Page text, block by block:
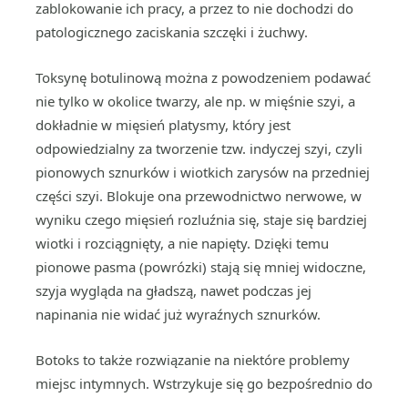
zablokowanie ich pracy, a przez to nie dochodzi do
patologicznego zaciskania szczęki i żuchwy.
Toksynę botulinową można z powodzeniem podawać
nie tylko w okolice twarzy, ale np. w mięśnie szyi, a
dokładnie w mięsień platysmy, który jest
odpowiedzialny za tworzenie tzw. indyczej szyi, czyli
pionowych sznurków i wiotkich zarysów na przedniej
części szyi. Blokuje ona przewodnictwo nerwowe, w
wyniku czego mięsień rozluźnia się, staje się bardziej
wiotki i rozciągnięty, a nie napięty. Dzięki temu
pionowe pasma (powrózki) stają się mniej widoczne,
szyja wygląda na gładszą, nawet podczas jej
napinania nie widać już wyraźnych sznurków.
Botoks to także rozwiązanie na niektóre problemy
miejsc intymnych. Wstrzykuje się go bezpośrednio do